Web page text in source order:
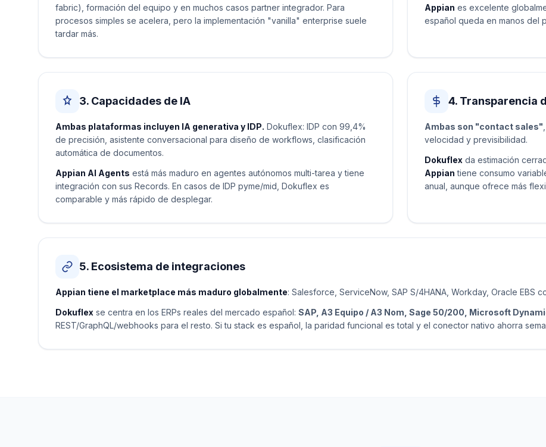
fabric), formación del equipo y en muchos casos partner integrador. Para
procesos simples se acelera, pero la implementación "vanilla" enterprise suele
tardar más.
Appian es excelente
español queda en manos del
3. Capacidades de IA
Ambas plataformas incluyen IA generativa y IDP. Dokuflex: IDP con 99,4%
de precisión, asistente conversacional para diseño de workflows, clasificación
automática de documentos.
Appian AI Agents está más maduro en agentes autónomos multi-tarea y tiene
integración con sus Records. En casos de IDP pyme/mid, Dokuflex es
comparable y más rápido de desplegar.
4. Transparencia
Ambas son "contact sales"
velocidad y previsibilidad.
Dokuflex da estimación
Appian tiene consumo
anual, aunque ofrece más
5. Ecosistema de integraciones
Appian tiene el marketplace más maduro globalmente: Salesforce, ServiceNow, SAP S/4HANA, Workday, Oracle EBS
Dokuflex se centra en los ERPs reales del mercado español: SAP, A3 Equipo / A3 Nom, Sage 50/200, Microsoft
REST/GraphQL/webhooks para el resto. Si tu stack es español, la paridad funcional es total y el conector nativo ahorra